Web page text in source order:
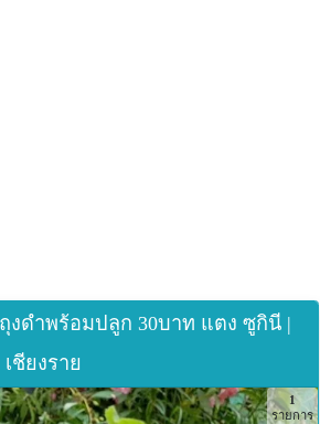
ดำพร้อมปลูก 30บาท แตง ซูกินี |
ชียงราย
1
รายการ